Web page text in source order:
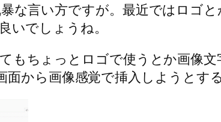
な言い方ですが。最近ではロゴ
いでしょうね。
もちょっとロゴで使うとか画像
面から画像感覚で挿入しようとす